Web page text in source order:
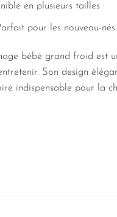
en plusieurs tailles
pour les nouveau-nés
bébé grand froid
Son design
indispensable pour la